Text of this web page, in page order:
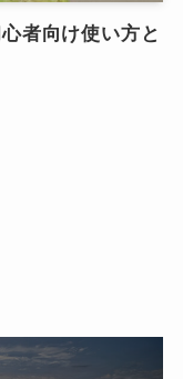
者向け使い方と